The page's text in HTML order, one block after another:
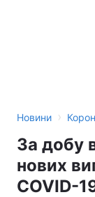
Новини ›
За добу
нових
COVID-